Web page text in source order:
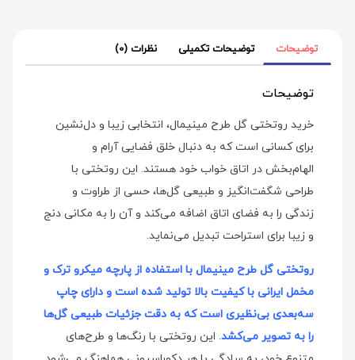
توضیحات توضیحات تکمیلی نظرات (0)
توضیحات
خرید روتختی گل طرح مینیمال، انتخابی زیبا و دل‌نشین
برای کسانی است که به دنبال خلق فضایی آرام و
الهام‌بخش در اتاق خواب خود هستند. این روتختی با
طراحی شگفت‌انگیز و طبیعی گل‌ها، حسی از طراوت و
زندگی را به فضای اتاق اضافه می‌کند و آن را به مکانی دنج
و زیبا برای استراحت تبدیل می‌نماید.
روتختی گل طرح مینیمال با استفاده از پارچه میکرو ترک و
مخمل ایرانی با کیفیت بالا تولید شده است و دارای چاپ
سه‌بعدی بی‌نظیری است که به دقت جزئیات طبیعی گل‌ها
را به تصویر می‌کشد. این روتختی با رنگ‌ها و طرح‌های